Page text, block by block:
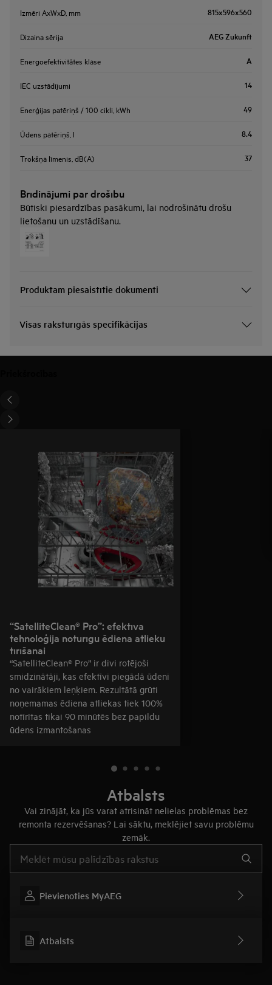
Izmēri AxWxD, mm 815x596x560
Dizaina sērija AEG Zukunft
Energoefektivitātes klase A
IEC uzstādījumi 14
Enerģijas patēriņš / 100 cikli, kWh 49
Ūdens patēriņš, l 8.4
Trokšņa līmenis, dB(A) 37
Brīdinājumi par drošību
Būtiski piesardzības pasākumi, lai nodrošinātu drošu
lietošanu un uzstādīšanu.
Produktam piesaistītie dokumenti
Visas raksturīgās specifikācijas
“SatelliteClean® Pro”: efektīva
tehnoloģija noturīgu ēdiena atlieku
tīrīšanai
“SatelliteClean® Pro” ir divi rotējoši
smidzinātāji, kas efektīvi piegādā ūdeni
no vairākiem leņķiem. Rezultātā grūti
noņemamas ēdiena atliekas tiek 100%
notīrītas tikai 90 minūtēs bez papildu
ūdens izmantošanas
Atbalsts
Vai zinājāt, ka jūs varat atrisināt nelielas problēmas bez
remonta rezervēšanas? Lai sāktu, meklējiet savu problēmu
zemāk.
Pievienoties MyAEG
Atbalsts